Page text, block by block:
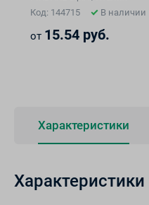
Код: 144715
В наличии
от 15.54 руб.
Характеристики
Характеристики